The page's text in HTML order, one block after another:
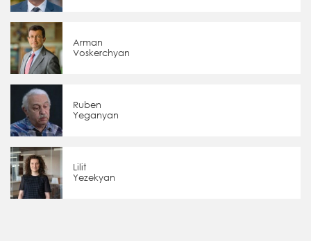
Arman
Voskerchyan
Ruben
Yeganyan
Lilit
Yezekyan